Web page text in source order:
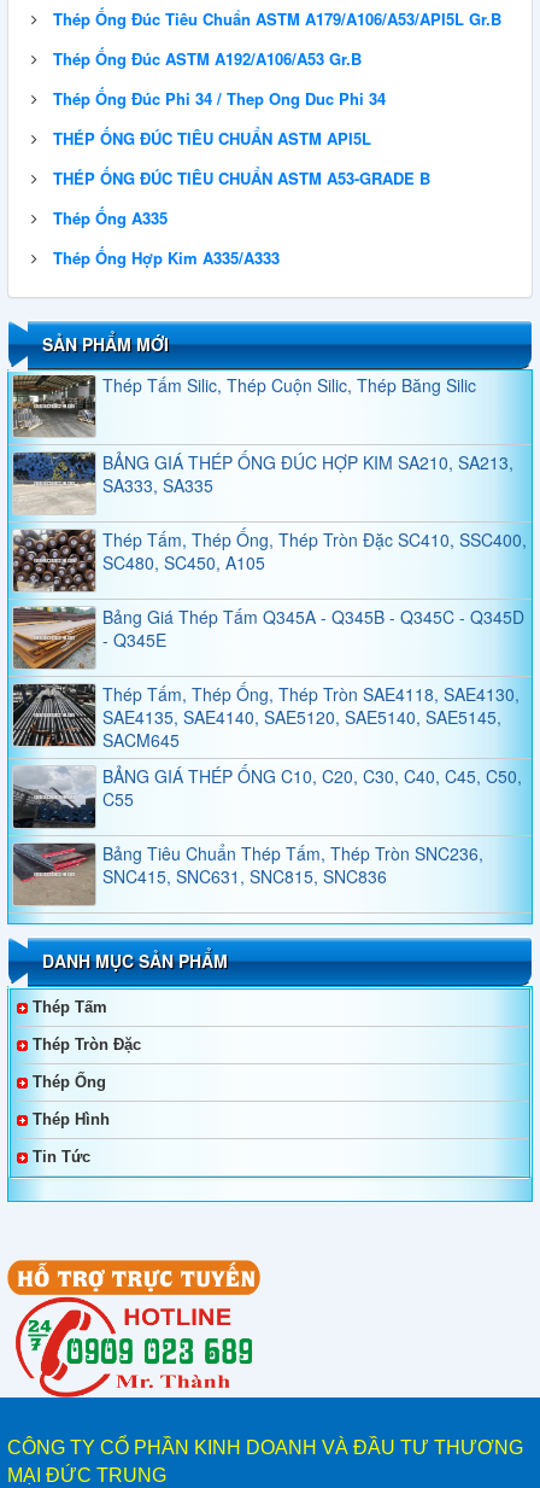
Thép Ống Đúc Tiêu Chuẩn ASTM A179/A106/A53/API5L Gr.B
Thép Ống Đúc ASTM A192/A106/A53 Gr.B
Thép Ống Đúc Phi 34 / Thep Ong Duc Phi 34
THÉP ỐNG ĐÚC TIÊU CHUẨN ASTM API5L
THÉP ỐNG ĐÚC TIÊU CHUẨN ASTM A53-GRADE B
Thép Ống A335
Thép Ống Hợp Kim A335/A333
SẢN PHẨM MỚI
QUY CÁCH THÉP HÌNH U
QUY CÁCH THÉP HÌNH H
Thép Tấm Silic, Thép Cuộn Silic, Thép Băng Silic
BẢNG GIÁ THÉP ỐNG ĐÚC HỢP KIM SA210, SA213,
SA333, SA335
Thép Tấm, Thép Ống, Thép Tròn Đặc SC410, SSC400,
SC480, SC450, A105
Bảng Giá Thép Tấm Q345A - Q345B - Q345C - Q345D
- Q345E
Thép Tấm, Thép Ống, Thép Tròn SAE4118, SAE4130,
SAE4135, SAE4140, SAE5120, SAE5140, SAE5145,
SACM645
BẢNG GIÁ THÉP ỐNG C10, C20, C30, C40, C45, C50,
C55
Bảng Tiêu Chuẩn Thép Tấm, Thép Tròn SNC236,
SNC415, SNC631, SNC815, SNC836
Bảng Tiêu Chuẩn Thép Tấm, Thép Tròn SNCM220,
SNCM439, SNCM415, SNCM420, SNCM431
Thép Không Gỉ Duplex 2205, 2570
Thép Tấm, Thép Làm Khuôn, Thép Tròn Đặc SKT4,
SKT3, SKT6, 55NiCrMoV7, 45NiCrMo16
Bảng Giá Và Quy Cách Thép Hình V
Bảng Giá Thép Tấm, Thép Tròn Đặc, Thép Ống Đúc
YXR3, YXR33, YXR7
Thép Tấm - Thép Tròn Đặc SKH50, SKH51, SKH52,
SKH53, SKH54, SKH55, SKH58, SKH59, SKH2, SKH10
Bảng Quy Cách Thép Tròn Đặc, Thép Ống SCM440,
SCM420, SCR440, SCR420
DANH MỤC SẢN PHẨM
Thép Tấm
Thép Tròn Đặc
Thép Ống
Thép Hình
Tin Tức
CÔNG TY CỔ PHẦN KINH DOANH VÀ ĐẦU TƯ THƯƠNG
MẠI ĐỨC TRUNG